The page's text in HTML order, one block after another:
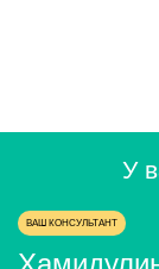
У
ВАШ КОНСУЛЬТАНТ